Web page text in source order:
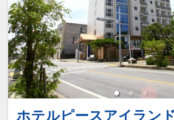
【ご滞在中の清掃につ
お客様のプライベート
ジデンスタイプの宿泊
おりますので、滞在中
ン類の交換サービス等
ません。その他、下記
にご了承の上、お申込
ホテルピースアイラン